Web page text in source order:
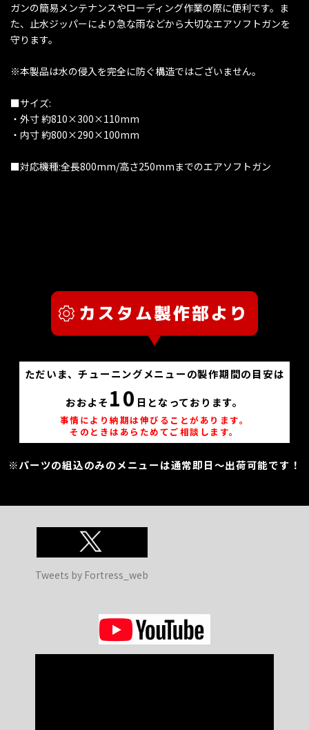
ガンの簡易メンテナンスやローディング作業の際に便利です。ま
た、止水ジッパーにより急な雨などから大切なエアソフトガンを
守ります。
※本製品は水の侵入を完全に防ぐ構造ではございません。
■サイズ:
・外寸 約810×300×110mm
・内寸 約800×290×100mm
■対応機種:全長800mm/高さ250mmまでのエアソフトガン
ただいま、チューニングメニューの製作期間の目安は
おおよそ 10 日となっております。
事情により納期は伸びることがあります。
そのときはあらためてご相談します。
※パーツの組込のみのメニューは通常即日～出荷可能です！
Tweets by Fortress_web